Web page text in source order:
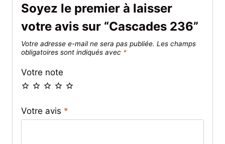
Soyez le premier à laisser
votre avis sur “Cascades 236”
Votre adresse e-mail ne sera pas publiée. Les champs
obligatoires sont indiqués avec *
Votre note
Votre avis *